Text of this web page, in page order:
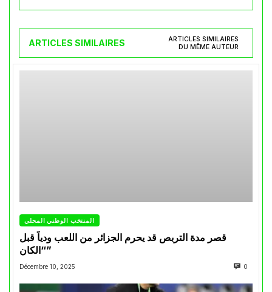
ARTICLES SIMILAIRES
ARTICLES SIMILAIRES
DU MÊME AUTEUR
المنتخب الوطني المحلي
قصر مدة التربص قد يحرم الجزائر من اللعب ودياً قبل
“الكان”
Décembre 10, 2025 0